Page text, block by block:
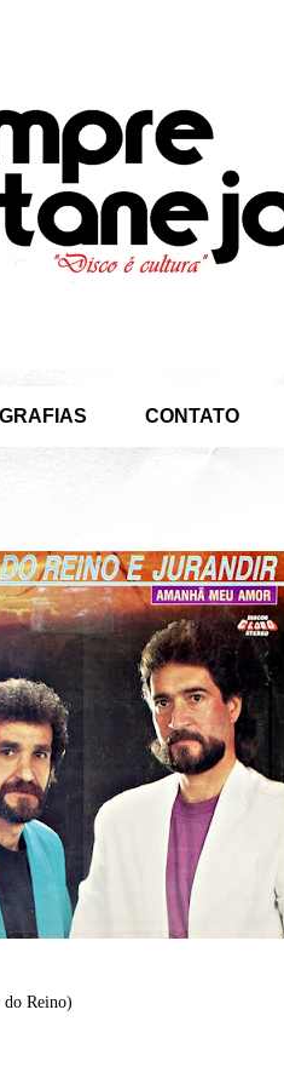
CONTATO
do Reino)